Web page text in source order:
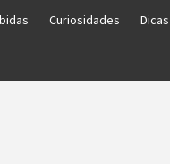
Curiosidades Dicas